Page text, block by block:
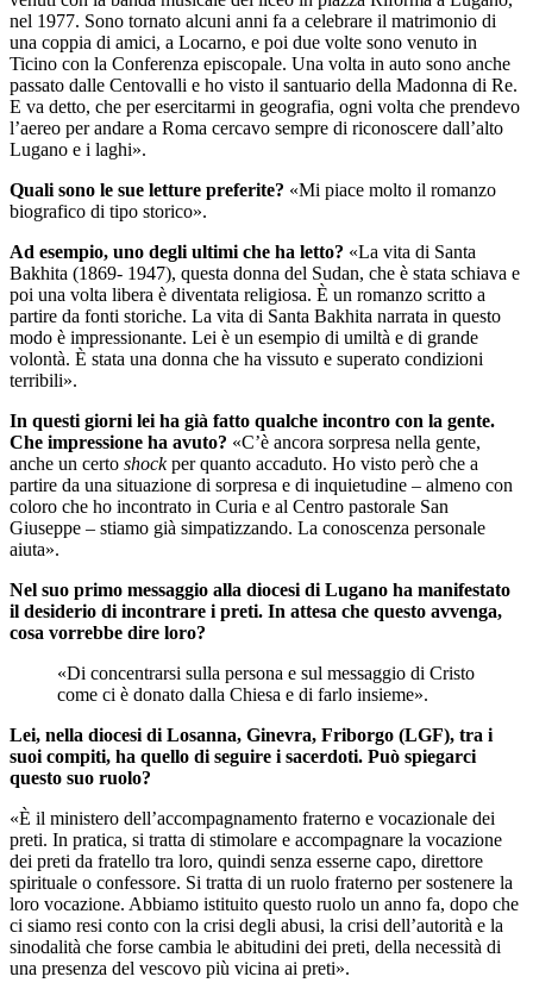
nel 1977. Sono tornato alcuni anni fa a celebrare il matrimonio di
una coppia di amici, a Locarno, e poi due volte sono venuto in
Ticino con la Conferenza episcopale. Una volta in auto sono anche
passato dalle Centovalli e ho visto il santuario della Madonna di Re.
E va detto, che per esercitarmi in geografia, ogni volta che prendevo
l’aereo per andare a Roma cercavo sempre di riconoscere dall’alto
Lugano e i laghi».
Quali sono le sue letture preferite? «Mi piace molto il romanzo
biografico di tipo storico».
Ad esempio, uno degli ultimi che ha letto? «La vita di Santa
Bakhita (1869- 1947), questa donna del Sudan, che è stata schiava e
poi una volta libera è diventata religiosa. È un romanzo scritto a
partire da fonti storiche. La vita di Santa Bakhita narrata in questo
modo è impressionante. Lei è un esempio di umiltà e di grande
volontà. È stata una donna che ha vissuto e superato condizioni
terribili».
In questi giorni lei ha già fatto qualche incontro con la gente.
Che impressione ha avuto? «C’è ancora sorpresa nella gente,
anche un certo shockper quanto accaduto. Ho visto però che a
partire da una situazione di sorpresa e di inquietudine – almeno con
coloro che ho incontrato in Curia e al Centro pastorale San
Giuseppe – stiamo già simpatizzando. La conoscenza personale
aiuta».
Nel suo primo messaggio alla diocesi di Lugano ha manifestato
il desiderio di incontrare i preti. In attesa che questo avvenga,
cosa vorrebbe dire loro?
«Di concentrarsi sulla persona e sul messaggio di Cristo
come ci è donato dalla Chiesa e di farlo insieme».
Lei, nella diocesi di Losanna, Ginevra, Friborgo (LGF), tra i
suoi compiti, ha quello di seguire i sacerdoti. Può spiegarci
questo suo ruolo?
«È il ministero dell’accompagnamento fraterno e vocazionale dei
preti. In pratica, si tratta di stimolare e accompagnare la vocazione
dei preti da fratello tra loro, quindi senza esserne capo, direttore
spirituale o confessore. Si tratta di un ruolo fraterno per sostenere la
loro vocazione. Abbiamo istituito questo ruolo un anno fa, dopo che
ci siamo resi conto con la crisi degli abusi, la crisi dell’autorità e la
sinodalità che forse cambia le abitudini dei preti, della necessità di
una presenza del vescovo più vicina ai preti».